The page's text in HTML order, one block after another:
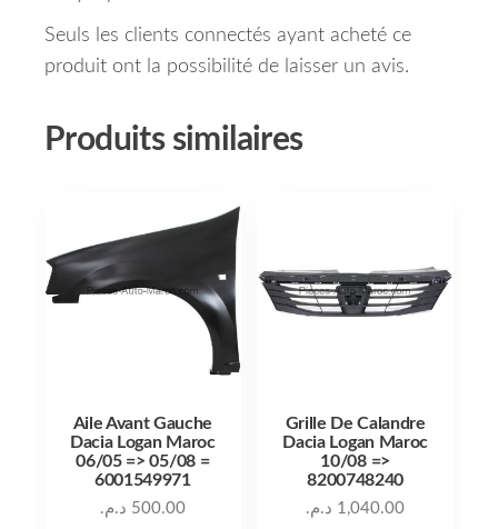
Seuls les clients connectés ayant acheté ce
produit ont la possibilité de laisser un avis.
Produits similaires
Aile Avant Gauche
Dacia Logan Maroc
06/05 => 05/08 =
6001549971
500.00 د.م.
Grille De Calandre
Dacia Logan Maroc
10/08 =>
8200748240
1,040.00 د.م.